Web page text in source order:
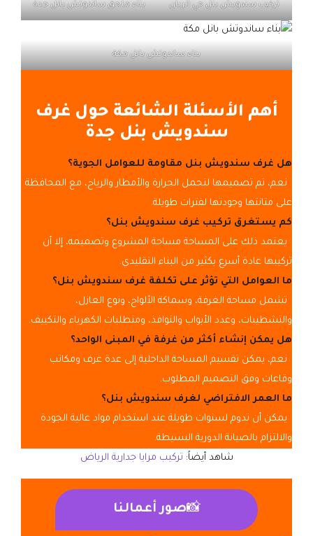
تركيب سندويش بنل حي الريان بناء ملحق ساندوتش بانل جدة
بناء ساندوتش بانل مكة
أهم الأسئلة الشائعة حول غرف
سندويش بنل جدة
هل غرف سندويش بنل مقاومة للعوامل الجوية؟
نعم، تم تصميمها لتحمل الحرارة والأمطار والرياح، مع المحافظة
على متانتها وجودتها لفترات طويلة.
كم يستغرق تركيب غرف سندويش بنل؟
يعتمد ذلك على المساحة مساحة المشروع وتصميمه، إلا أن
تركيبها عادة أسرع بكثير من البناء التقليدي.
ما العوامل التي تؤثر على تكلفة غرف سندويش بنل؟
تشمل مساحة الغرفة، وسماكة الألواح، ونوع العازل،
والتشطيبات، وعدد الأبواب والنوافذ، ومتطلبات الكهرباء والتكييف.
هل يمكن إنشاء أكثر من غرفة في المبنى الواحد؟
نعم، يمكن تقسيم المساحة الداخلية إلى عدة غرف ومكاتب
وقاعات وفق التصميم المطلوب.
ما العمر الافتراضي لغرف سندويش بنل؟
يمكن أن تدوم لسنوات طويلة عند استخدام مواد عالية الجودة
والالتزام بالصيانة الدورية البسيطة.
شاهد أيضاً: تركيب مرايا جدارية الرياض
📸صور أعمالنا